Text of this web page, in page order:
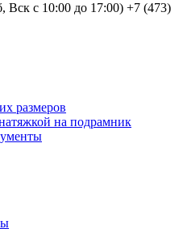
Вск с 10:00 до 17:00) +7 (473)
размеров
на подрамник